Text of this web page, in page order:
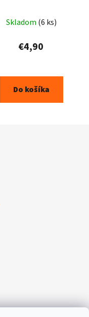
950ml
Skladom (6 ks)
€4,90
Do košíka